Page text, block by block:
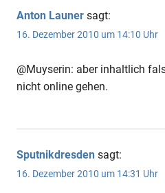
Anton Launer sagt:
16. Dezember 2010 um 14:10 Uhr
@Muyserin: aber inhaltlich
nicht online gehen.
Sputnikdresden sagt:
16. Dezember 2010 um 14:31 Uhr